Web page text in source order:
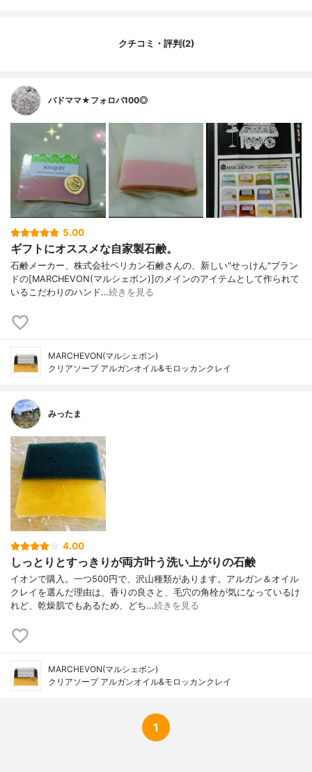
クチコミ・評判(2)
バドママ★フォロバ100◎
5.00
ギフトにオススメな自家製石鹸。
石鹸メーカー、株式会社ペリカン石鹸さんの、新しい"せっけん"ブラン
ドの[MARCHEVON(マルシェボン)]のメインのアイテムとして作られて
いるこだわりのハンド…続きを見る
MARCHEVON(マルシェボン)
クリアソープ アルガンオイル&モロッカンクレイ
みったま
4.00
しっとりとすっきりが両方叶う洗い上がりの石鹸
イオンで購入。一つ500円で、沢山種類があります。アルガン＆オイル
クレイを選んだ理由は、香りの良さと、毛穴の角栓が気になっているけ
れど、乾燥肌でもあるため、どち…続きを見る
MARCHEVON(マルシェボン)
クリアソープ アルガンオイル&モロッカンクレイ
1